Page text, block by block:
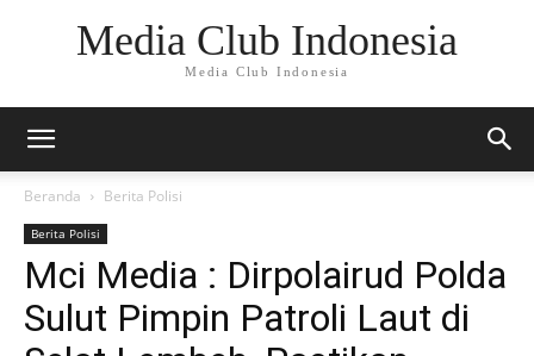
Media Club Indonesia
Media Club Indonesia
Beranda Berita Polisi
Berita Polisi
Mci Media : Dirpolairud Polda
Sulut Pimpin Patroli Laut di